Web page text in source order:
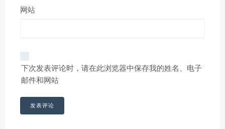
网站
下次发表评论时，请在此浏览器中保存我的姓名、电子
邮件和网站